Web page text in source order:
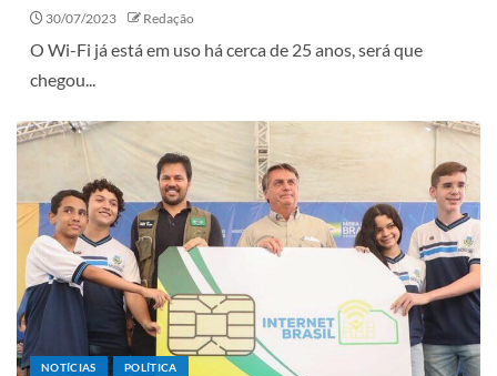
30/07/2023 Redação
O Wi-Fi já está em uso há cerca de 25 anos, será que
chegou...
NOTÍCIAS POLÍTICA